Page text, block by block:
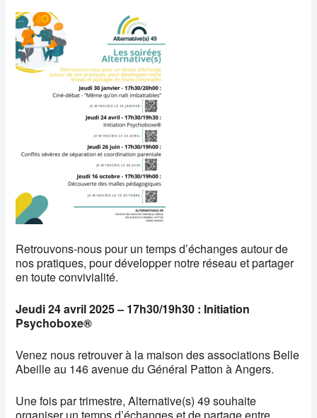
Retrouvons-nous pour un temps d’échanges autour de
nos pratiques, pour développer notre réseau et partager
en toute convivialité.
Jeudi 24 avril 2025 – 17h30/19h30 : Initiation
Psychoboxe®
Venez nous retrouver à la maison des associations Belle
Abeille au 146 avenue du Général Patton à Angers.
Une fois par trimestre, Alternative(s) 49 souhaite